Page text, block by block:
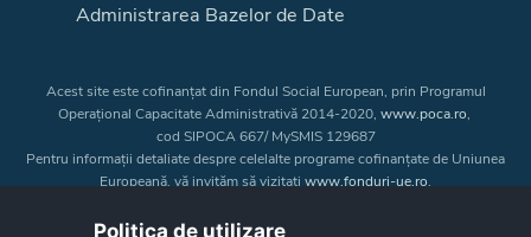
Administrarea Bazelor de Date
Acest site este cofinanțat din Fondul Social European, prin Programul
Operațional Capacitate Administrativă 2014-2020, www.poca.ro,
cod SIPOCA 667/ MySMIS 129687
Pentru informații detaliate despre celelalte programe cofinanțate de Uniunea
Europeană, vă invităm să vizitați www.fonduri-ue.ro.
a Uniunii Europene. Întreaga responsabilitate asupra
Politica de utilizare